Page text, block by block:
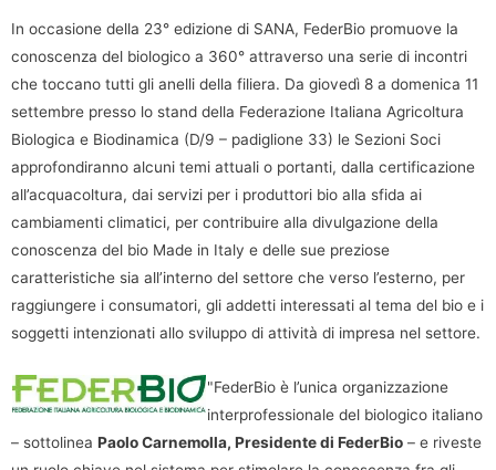
In occasione della 23° edizione di SANA, FederBio promuove la
conoscenza del biologico a 360° attraverso una serie di incontri
che toccano tutti gli anelli della filiera. Da giovedì 8 a domenica 11
settembre presso lo stand della Federazione Italiana Agricoltura
Biologica e Biodinamica (D/9 – padiglione 33) le Sezioni Soci
approfondiranno alcuni temi attuali o portanti, dalla certificazione
all’acquacoltura, dai servizi per i produttori bio alla sfida ai
cambiamenti climatici, per contribuire alla divulgazione della
conoscenza del bio Made in Italy e delle sue preziose
caratteristiche sia all’interno del settore che verso l’esterno, per
raggiungere i consumatori, gli addetti interessati al tema del bio e i
soggetti intenzionati allo sviluppo di attività di impresa nel settore.
"FederBio è l’unica organizzazione
interprofessionale del biologico italiano
– sottolinea Paolo Carnemolla, Presidente di FederBio – e riveste